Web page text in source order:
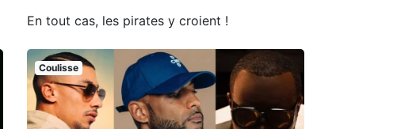
En tout cas, les pirates y croient !
Coulisse